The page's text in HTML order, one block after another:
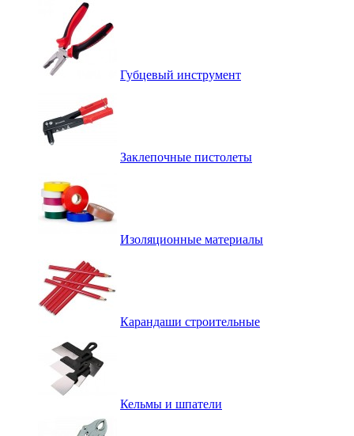
Губцевый инструмент
Заклепочные пистолеты
Изоляционные материалы
Карандаши строительные
Кельмы и шпатели